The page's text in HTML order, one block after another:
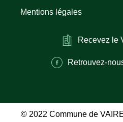
Mentions légales
Recevez le
Retrouvez-
© 2022 Commune de